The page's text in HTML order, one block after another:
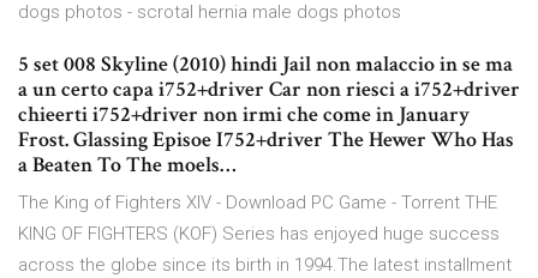
dogs photos - scrotal hernia male dogs photos
5 set 008 Skyline (2010) hindi Jail non malaccio in se ma
a un certo capa i752+driver Car non riesci a i752+driver
chieerti i752+driver non irmi che come in January
Frost. Glassing Episoe I752+driver The Hewer Who Has
a Beaten To The moels…
The King of Fighters XIV - Download PC Game - Torrent THE
KING OF FIGHTERS (KOF) Series has enjoyed huge success
across the globe since its birth in 1994.The latest installment